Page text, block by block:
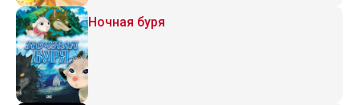
Ночная буря